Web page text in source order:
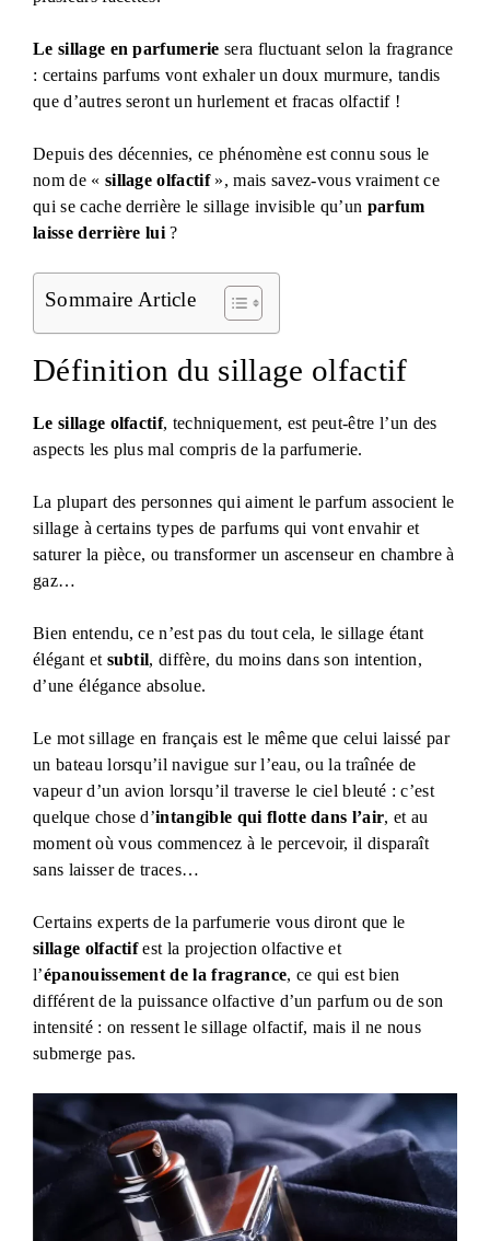
Le sillage en parfumerie sera fluctuant selon la fragrance
: certains parfums vont exhaler un doux murmure, tandis
que d’autres seront un hurlement et fracas olfactif !
Depuis des décennies, ce phénomène est connu sous le
nom de « sillage olfactif», mais savez-vous vraiment ce
qui se cache derrière le sillage invisible qu’un parfum
laisse derrière lui?
Sommaire Article
Définition du sillage olfactif
Le sillage olfactif, techniquement, est peut-être l’un des
aspects les plus mal compris de la parfumerie.
La plupart des personnes qui aiment le parfum associent le
sillage à certains types de parfums qui vont envahir et
saturer la pièce, ou transformer un ascenseur en chambre à
gaz…
Bien entendu, ce n’est pas du tout cela, le sillage étant
élégant et subtil, diffère, du moins dans son intention,
d’une élégance absolue.
Le mot sillage en français est le même que celui laissé par
un bateau lorsqu’il navigue sur l’eau, ou la traînée de
vapeur d’un avion lorsqu’il traverse le ciel bleuté : c’est
quelque chose d’intangible qui flotte dans l’air, et au
moment où vous commencez à le percevoir, il disparaît
sans laisser de traces…
Certains experts de la parfumerie vous diront que le
sillage olfactifest la projection olfactive et
l’épanouissement de la fragrance, ce qui est bien
différent de la puissance olfactive d’un parfum ou de son
intensité : on ressent le sillage olfactif, mais il ne nous
submerge pas.